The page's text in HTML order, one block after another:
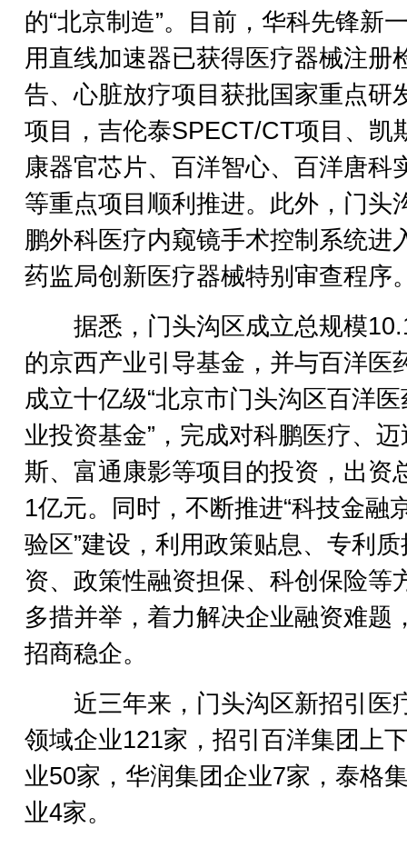
的“北京制造”。目前，华科先锋新
用直线加速器已获得医疗器械注册
告、心脏放疗项目获批国家重点研
项目，吉伦泰SPECT/CT项目、凯
康器官芯片、百洋智心、百洋唐科
等重点项目顺利推进。此外，门头
鹏外科医疗内窥镜手术控制系统进
药监局创新医疗器械特别审查程序
据悉，门头沟区成立总规模
的京西产业引导基金，并与百洋医
成立十亿级“北京市门头沟区百洋
业投资基金”，完成对科鹏医疗、迈
斯、富通康影等项目的投资，出资
1亿元。同时，不断推进“科技金融
验区”建设，利用政策贴息、专利
资、政策性融资担保、科创保险等
多措并举，着力解决企业融资难题
招商稳企。
近三年来，门头沟区新招引医
领域企业121家，招引百洋集团上
业50家，华润集团企业7家，泰格
业4家。